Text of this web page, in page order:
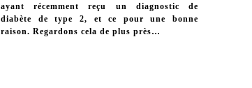
ayant récemment reçu un diagnostic de
diabète de type 2, et ce pour une bonne
raison. Regardons cela de plus près…